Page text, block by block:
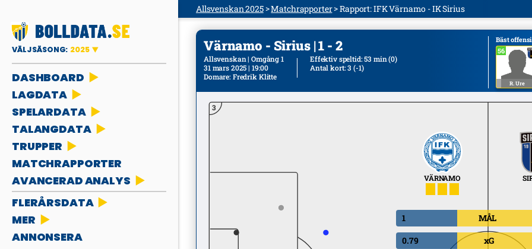
VÄLJ SÄSONG: 2025
DASHBOARD
LAGDATA
SPELARDATA
TALANGDATA
TRUPPER
MATCHRAPPORTER
AVANCERAD ANALYS
FLERÅRSDATA
MER
ANNONSERA
Allsvenskan 2025 Matchrapporter Rapport: IFK Värnamo - IK Sirius
Värnamo - Sirius | 1 - 2
Allsvenskan | Omgång 1
31 mars 2025 | 19:00
Domare:Fredrik Klitte
Effektiv speltid: 53 min(0)
Antal kort: 3 (-1)
Bäst
56
56
R. Ure
VÄRNAMO
1
MÅL
0.79
xG
3